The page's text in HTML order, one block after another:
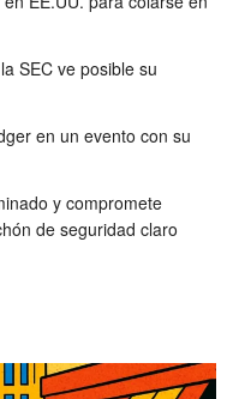
SEC ve posible su
en un evento con su
y compromete
de seguridad claro